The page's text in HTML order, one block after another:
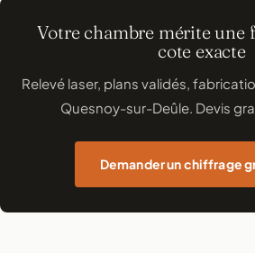
Votre chambre mérite une
cote exacte
Relevé laser, plans validés,
Quesnoy-sur-Deûle. Devis
Demander un chiffrage